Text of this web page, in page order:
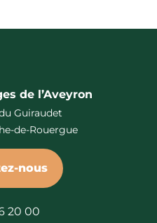
de l’Aveyron
Guiraudet
de-Rouergue
nous
20 00